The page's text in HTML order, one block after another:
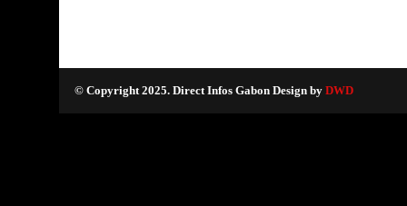
© Copyright 2025. Direct Infos Gabon Design by DWD